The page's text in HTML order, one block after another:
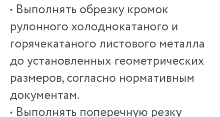
• Выполнять обрезку кромок
рулонного холоднокатаного и
горячекатаного листового металла
до установленных геометрических
размеров, согласно нормативным
документам.
• Выполнять поперечную резку